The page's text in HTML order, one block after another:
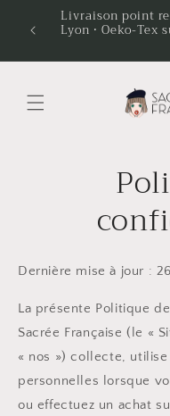
passer
au
aller
Livraison point
Lyon · Oeko-Tex
Dernière mise à jour :
La présente Politique
Sacrée Française (le «
« nos ») collecte,
personnelles lorsque
ou effectuez un achat